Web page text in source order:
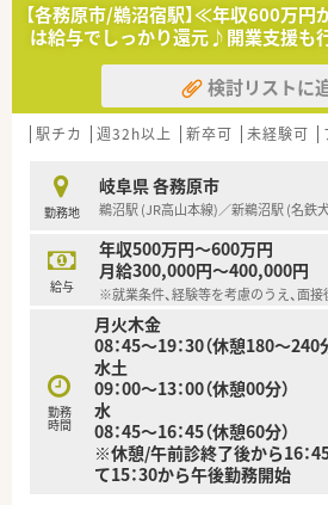
【職場環境と雰囲気】
■ヘルプ体制がしっかりと整っている
ランクがある方でも安心してご勤務
■充実した福利厚生が用意されてお
などご家族で楽しめる制度が好評で
■労働組合が組織されているため、
【こんな取り組みをしています】
■最新のシステム導入を進めること
ュニケーションに注力できる環境を
■認定薬剤師資格の取得支援や外部
自己研鑽を後押しする制度が充実して
■子育て世代を支援する企業として
育休の推進など多様な働き方を応援し
【各務原市/鵜沼宿駅】≪年収600万
は給与でしっかり還元♪開業支援も
検討リストに
駅チカ 週32h以上 新卒可 未経験可
勤務地
岐阜県 各務原市
鵜沼駅 (JR高山本線)／新鵜沼駅 (名鉄
給与
年収500万円～600万円
月給300,000円～400,000円
※就業条件、経験等を考慮のうえ、面接
勤務
時間
月火木金
08：45～19：30（休憩180～240
水土
09：00～13：00（休憩00分）
水
08：45～16：45（休憩60分）
※休憩/午前診終了後から16：
て15：30から午後勤務開始